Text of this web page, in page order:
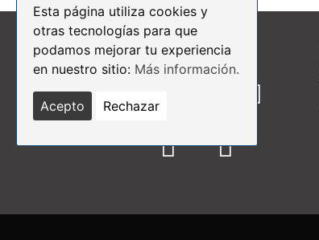
out of 5
Esta página utiliza cookies y
otras tecnologías para que
podamos mejorar tu experiencia
en nuestro sitio: Más información.
Acepto Rechazar